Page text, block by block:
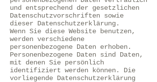
und entsprechend der gesetzlichen
Datenschutzvorschriften sowie
dieser Datenschutzerklärung.
Wenn Sie diese Website benutzen,
werden verschiedene
personenbezogene Daten erhoben.
Personenbezogene Daten sind Daten,
mit denen Sie persönlich
identifiziert werden können. Die
vorliegende Datenschutzerklärung